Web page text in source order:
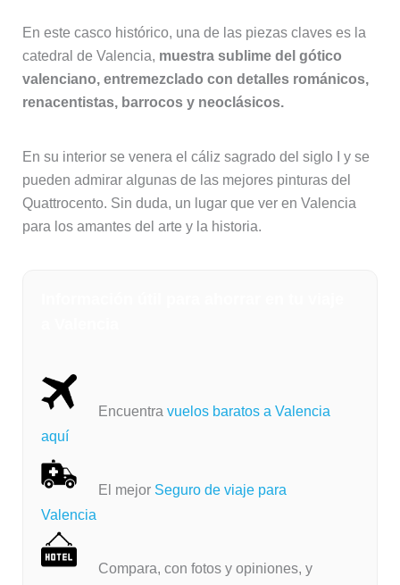
En este casco histórico, una de las piezas claves es la
catedral de Valencia, muestra sublime del gótico
valenciano, entremezclado con detalles románicos,
renacentistas, barrocos y neoclásicos.
En su interior se venera el cáliz sagrado del siglo I y se
pueden admirar algunas de las mejores pinturas del
Quattrocento. Sin duda, un lugar que ver en Valencia
para los amantes del arte y la historia.
Encuentra vuelos baratos a Valencia
aquí
El mejor Seguro de viaje para
Valencia
Compara, con fotos y opiniones, y